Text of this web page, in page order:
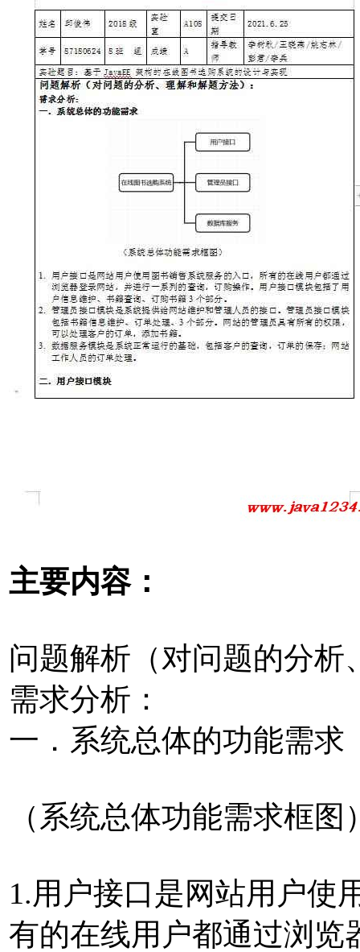
主要内容：
问题解析（对问题的分析
需求分析：
一．系统总体的功能需求
（系统总体功能需求框图
1.用户接口是网站用户使
有的在线用户都通过浏览